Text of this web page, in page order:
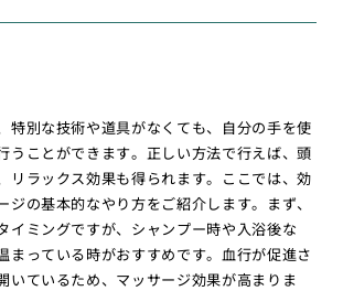
特別な技術や道具がなくても、自分の手を使
うことができます。正しい方法で行えば、頭
リラックス効果も得られます。ここでは、効
ジの基本的なやり方をご紹介します。まず、
イミングですが、シャンプー時や入浴後な
まっている時がおすすめです。血行が促進さ
いているため、マッサージ効果が高まりま